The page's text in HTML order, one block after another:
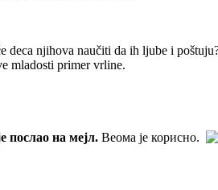
deca njihova naučiti da ih ljube i
mladosti primer vrline.
послао на мејл. Веома је корисно.